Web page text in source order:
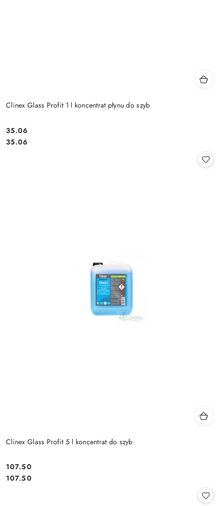
Clinex Glass Profit 1 l koncentrat płynu do szyb
Cena:
35.06
Cena:
35.06
Clinex Glass Profit 5 l koncentrat do szyb
Cena:
107.50
Cena:
107.50